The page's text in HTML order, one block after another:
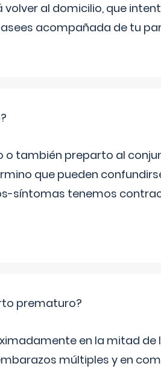
al domicilio, que
acompañada de tu
o también preparto al
que pueden
síntomas tenemos
prematuro?
en la mitad de
múltiples y en